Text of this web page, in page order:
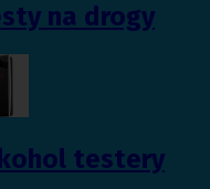
na drogy
testery